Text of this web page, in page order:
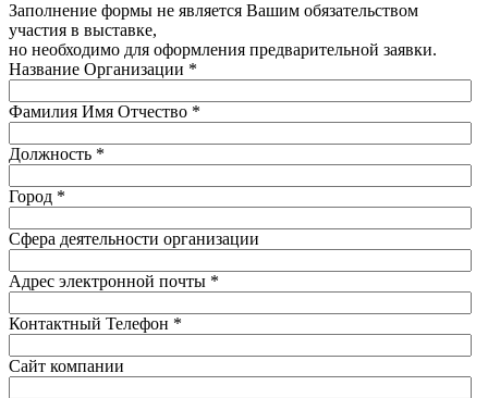
Заполнение формы не является Вашим обязательством
участия в выставке,
но необходимо для оформления предварительной заявки.
Название Организации *
Фамилия Имя Отчество *
Должность *
Город *
Сфера деятельности организации
Адрес электронной почты *
Контактный Телефон *
Сайт компании